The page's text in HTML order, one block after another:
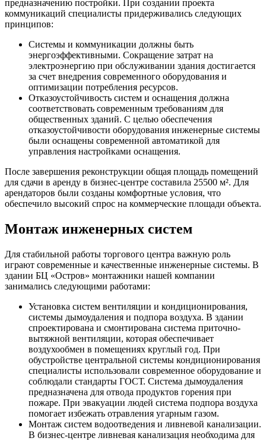
предназначению постройки. При создании проекта
коммуникаций специалисты придерживались следующих
принципов:
Системы и коммуникации должны быть
энергоэффективными. Сокращение затрат на
электроэнергию при обслуживании здания достигается
за счет внедрения современного оборудования и
оптимизации потребления ресурсов.
Отказоустойчивость систем и оснащения должна
соответствовать современным требованиям для
общественных зданий. С целью обеспечения
отказоустойчивости оборудования инженерные системы
были оснащены современной автоматикой для
управления настройками оснащения.
После завершения реконструкции общая площадь помещений
для сдачи в аренду в бизнес-центре составила 25500 м². Для
арендаторов были созданы комфортные условия, что
обеспечило высокий спрос на коммерческие площади объекта.
Монтаж инженерных систем
Для стабильной работы торгового центра важную роль
играют современные и качественные инженерные системы. В
здании БЦ «Остров» монтажники нашей компании
занимались следующими работами:
Установка систем вентиляции и кондиционирования,
системы дымоудаления и подпора воздуха. В здании
спроектирована и смонтирована система приточно-
вытяжной вентиляции, которая обеспечивает
воздухообмен в помещениях круглый год. При
обустройстве центральной системы кондиционирования
специалисты использовали современное оборудование и
соблюдали стандарты ГОСТ. Система дымоудаления
предназначена для отвода продуктов горения при
пожаре. При эвакуации людей система подпора воздуха
помогает избежать отравления угарным газом.
Монтаж систем водоотведения и ливневой канализации.
В бизнес-центре ливневая канализация необходима для